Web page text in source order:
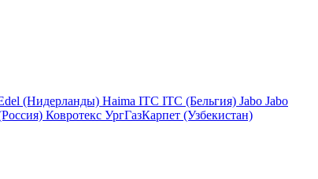
(Нидерланды) Haima ITC ITC (Бельгия) Jabo Jabo
Ковротекс УргГазКарпет (Узбекистан)